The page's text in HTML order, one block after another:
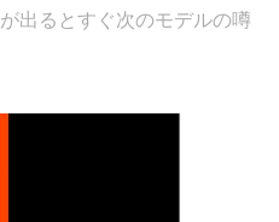
出るとすぐ次のモデルの噂